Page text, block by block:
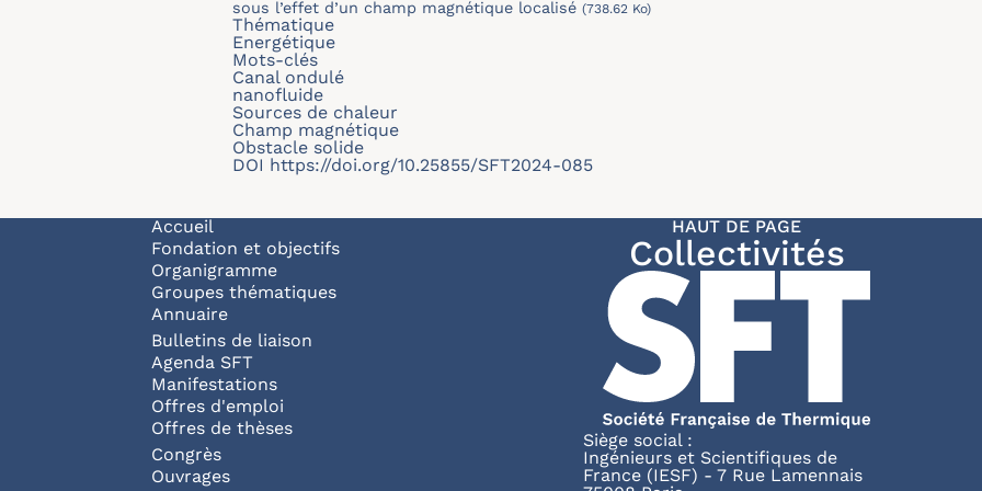
sous l’effet d’un champ magnétique localisé (738.62 Ko)
Thématique
Energétique
Mots-clés
Canal ondulé
nanofluide
Sources de chaleur
Champ magnétique
Obstacle solide
DOI https://doi.org/10.25855/SFT2024-085
Navigation principale
Accueil
Fondation et objectifs
Organigramme
Groupes thématiques
Annuaire
Bulletins de liaison
Agenda SFT
Manifestations
Offres d'emploi
Offres de thèses
Congrès
Ouvrages
HAUT DE PAGE
Collectivités
Siège social :
Ingénieurs et Scientifiques de
France (IESF) - 7 Rue Lamennais